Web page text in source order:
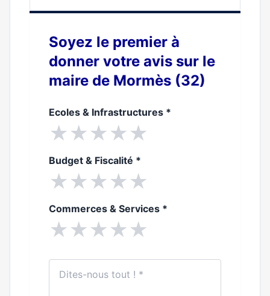
Soyez le premier à
donner votre avis sur le
maire de Mormès (32)
Ecoles & Infrastructures *
★★★★★
Budget & Fiscalité *
★★★★★
Commerces & Services *
★★★★★